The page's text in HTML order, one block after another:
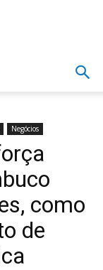
Negócios
como
de